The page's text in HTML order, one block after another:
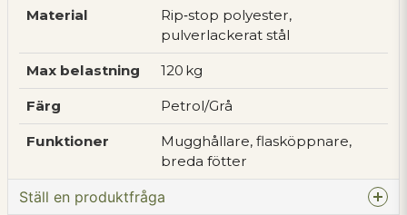
Material
Rip‑stop polyester,
pulverlackerat stål
Max belastning 120 kg
Färg Petrol/Grå
Funktioner
Mugghållare, flasköppnare,
breda fötter
Ställ en produktfråga